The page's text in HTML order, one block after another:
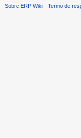
Sobre ERP Wiki Termo de